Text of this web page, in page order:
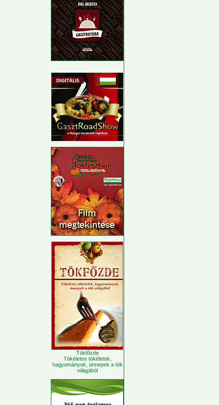
Tökfőzde
Tökéletes tökéletek,
hagyományok, ünnepek a tök
világából